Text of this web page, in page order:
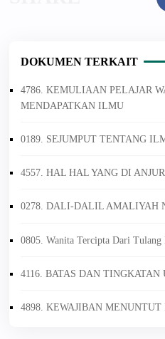
DOKUMEN TERKAIT
4786. KEMULIAAN PELAJAR
MENDAPATKAN ILMU
0189. SEJUMPUT TENTANG
4557. HAL HAL YANG DI
0278. DALI-DALIL AMALIYAH
0805. Wanita Tercipta Dari Tulang
4116. BATAS DAN
4898. KEWAJIBAN